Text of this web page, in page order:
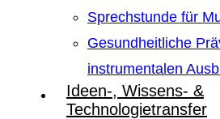
Sprechstunde für
Gesundheitliche
instrumentalen
Ideen-, Wissens- &
Technologietransfer